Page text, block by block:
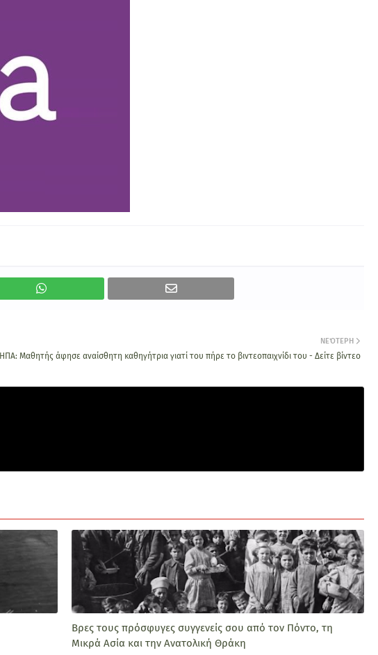
ΝΕΌΤΕΡΗ
ΗΠΑ: Μαθητής άφησε αναίσθητη καθηγήτρια γιατί του πήρε το βιντεοπαιχνίδι του - Δείτε βίντεο
Βρες τους πρόσφυγες συγγενείς σου από τον Πόντο, τη
Μικρά Ασία και την Ανατολική Θράκη